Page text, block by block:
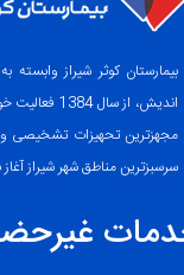
بیمارستان کوثر شیراز
مجهزترین تحهیزات
سرسبزترین مناطق شهر شیراز